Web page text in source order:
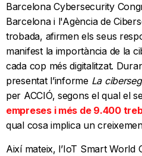
Barcelona Cybersecurity
Barcelona i l'Agència de
trobada, afirmen els seus
manifest la importància de la
cada cop més digitalitzat.
presentat l’informe La
per ACCIÓ, segons el qual el
empreses i més de 9.400
qual cosa implica un
Així mateix, l’IoT Smart World